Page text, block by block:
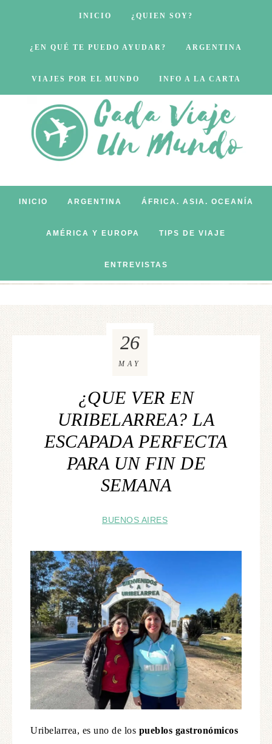
INICIO ¿QUIEN SOY?
¿EN QUÉ TE PUEDO AYUDAR? ARGENTINA
VIAJES POR EL MUNDO INFO A LA CARTA
INICIO ARGENTINA ÁFRICA. ASIA. OCEANÍA
AMÉRICA Y EUROPA TIPS DE VIAJE
ENTREVISTAS
¿QUE VER EN
URIBELARREA? LA
ESCAPADA PERFECTA
PARA UN FIN DE
SEMANA
BUENOS AIRES
26
MAY
Uribelarrea, es uno de los pueblos gastronómicos